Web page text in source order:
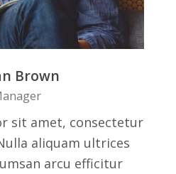
Brown
sit amet, consectetur
aliquam ultrices
arcu efficitur